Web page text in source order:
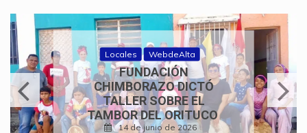
Historias de fe WebdeAlta
350 AÑOS DE FE Y
TRADICIÓN: CONCIERTO
DE COROS
PARROQUIALES
24 de mayo de 2026